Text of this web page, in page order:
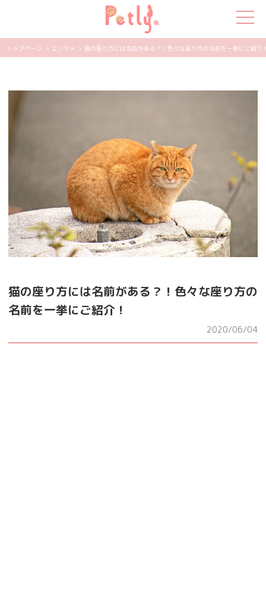
飼い主さんの悩み
ペットの気持ち
知って得する
エンタメ
トップページ > エンタメ > 猫の座り方には名前がある？！色々な座り方の名前を一挙にご紹介
猫の座り方には名前がある？！色々な座り方の
名前を一挙にご紹介！
2020/06/04